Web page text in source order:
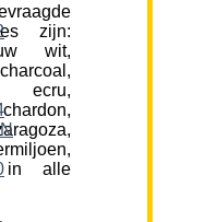
zijn:
wit,
ecru,
in alle